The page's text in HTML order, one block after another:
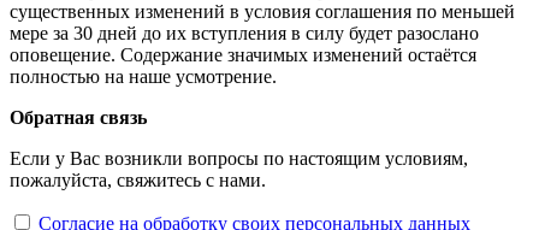
существенных изменений в условия соглашения по меньшей
мере за 30 дней до их вступления в силу будет разослано
оповещение. Содержание значимых изменений остаётся
полностью на наше усмотрение.
Обратная связь
Если у Вас возникли вопросы по настоящим условиям,
пожалуйста, свяжитесь с нами.
Согласие на обработку своих персональных данных